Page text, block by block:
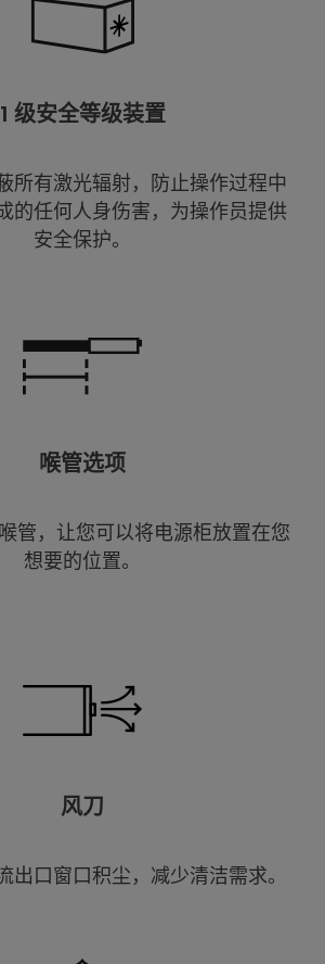
1 级安全等级装置
所有激光辐射，防止操作过程中
的任何人身伤害，为操作员提供
安全保护。
喉管选项
管，让您可以将电源柜放置在您
想要的位置。
风刀
出口窗口积尘，减少清洁需求。